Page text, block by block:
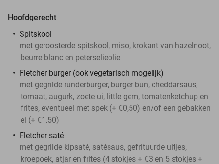
Hoofdgerecht
Spitskool
met geroosterde spitskool, miso, krokant van hazelnoot,
beurre blanc en peterselieolie
Fletcher burger (ook vegetarisch mogelijk)
met gegrilde runderburger, burger bun, cheddarsaus,
tomaat, augurk, zoete ui, little gem, tomatenketchup en
frites, eventueel met spek (+ €0,50) en/of een gebakken
ei (+ €1,50)
Fletcher saté
met gegrilde kipsaté, satésaus, gefrituurde uitjes,
kroepoek, atjar en frites (4 stokjes + €3 en 5 stokjes +